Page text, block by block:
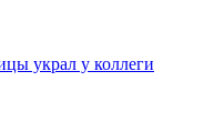
украл у коллеги